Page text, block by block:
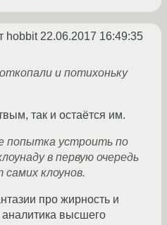
hobbit22.06.2017 16:49:35
и потихоньку
так и остаётся им.
попытка устроить по
в первую очередь
клоунов.
про жирность и
высшего